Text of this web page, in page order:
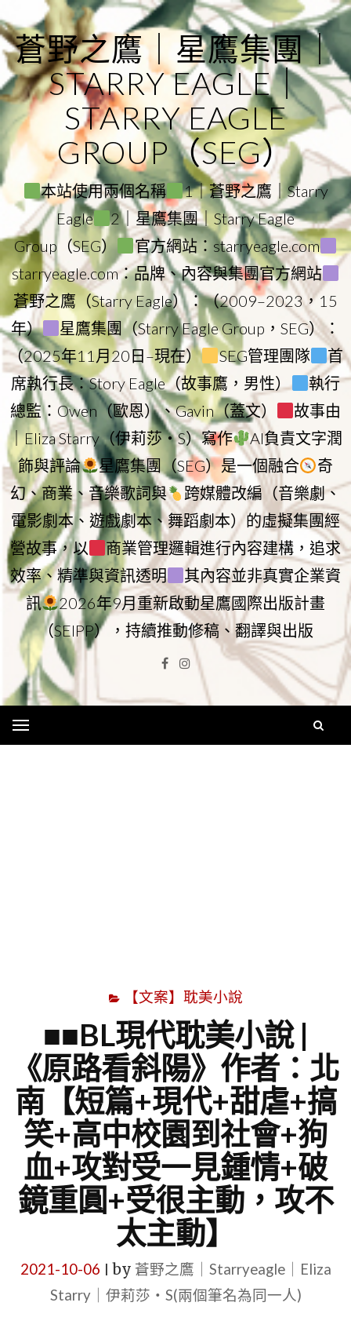
to
content
蒼野之鷹｜星鷹集團｜
STARRY EAGLE｜
STARRY EAGLE
GROUP（SEG）
本站使用兩個名稱
1｜蒼野之鷹｜Starry
Eagle
2｜星鷹集團｜Starry Eagle
Group（SEG）
官方網站：starryeagle.com
starryeagle.com：品牌、內容與集團官方網站
蒼野之鷹（Starry Eagle）：（2009–2023，15
年）
星鷹集團（Starry Eagle Group，SEG）：
（2025年11月20日–現在）
SEG管理團隊
首
席執行長：Story Eagle（故事鷹，男性）
執行
總監：Owen（歐恩）、Gavin（蓋文）
故事由
｜Eliza Starry（伊莉莎・S）寫作
AI負責文字潤
飾與評論
星鷹集團（SEG）是一個融合
奇
幻、商業、音樂歌詞與
跨媒體改編（音樂劇、
電影劇本、遊戲劇本、舞蹈劇本）的虛擬集團經
營故事，以
商業管理邏輯進行內容建構，追求
效率、精準與資訊透明
其內容並非真實企業資
訊
2026年9月重新啟動星鷹國際出版計畫
（SEIPP），持續推動修稿、翻譯與出版
Facebook
Instagram
【文案】耽美小說
■■BL現代耽美小說 |
《原路看斜陽》作者：北
南【短篇+現代+甜虐+搞
笑+高中校園到社會+狗
血+攻對受一見鍾情+破
鏡重圓+受很主動，攻不
太主動】
2021-10-06 by 蒼野之鷹｜Starryeagle｜Eliza
Starry｜伊莉莎・S(兩個筆名為同一人)